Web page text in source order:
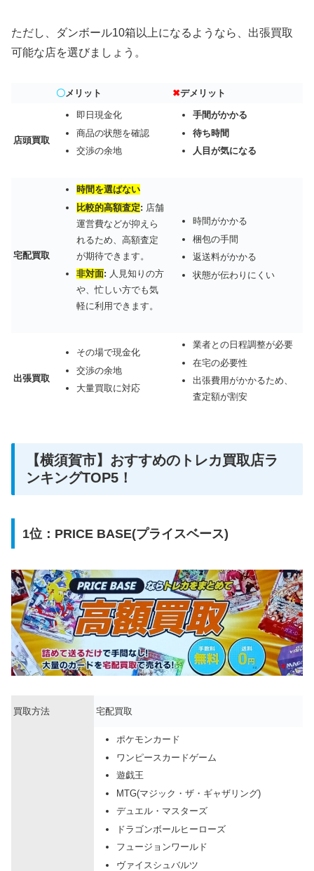
ただし、ダンボール10箱以上になるようなら、出張買取
可能な店を選びましょう。
〇 メリット ✖デメリット
店頭買取
即日現金化
商品の状態を確認
交渉の余地
手間がかかる
待ち時間
人目が気になる
宅配買取
時間を選ばない
比較的高額査定: 店舗
運営費などが抑えら
れるため、高額査定
が期待できます。
非対面: 人見知りの方
や、忙しい方でも気
軽に利用できます。
時間がかかる
梱包の手間
返送料がかかる
状態が伝わりにくい
出張買取
その場で現金化
交渉の余地
大量買取に対応
業者との日程調整が必要
在宅の必要性
出張費用がかかるため、
査定額が割安
【横須賀市】おすすめのトレカ買取店ラ
ンキングTOP5！
1位：PRICE BASE(プライスベース)
買取方法 宅配買取
ポケモンカード
ワンピースカードゲーム
遊戯王
MTG(マジック・ザ・ギャザリング)
デュエル・マスターズ
ドラゴンボールヒーローズ
フュージョンワールド
ヴァイスシュバルツ